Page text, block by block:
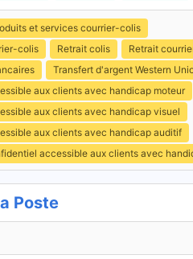
et services courrier-colis
colis
Retrait colis
Retrait
Transfert d'argent Western
aux clients avec handicap moteur
aux clients avec handicap visuel
aux clients avec handicap auditif
accessible aux clients avec
Poste